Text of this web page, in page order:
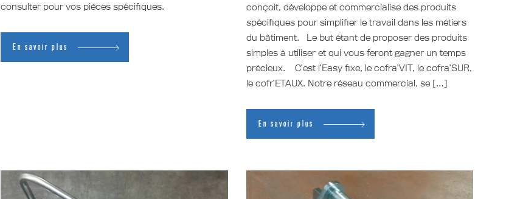
consulter pour vos pièces spécifiques.
En savoir plus
conçoit, développe et commercialise des produits
spécifiques pour simplifier le travail dans les métiers
du bâtiment. Le but étant de proposer des produits
simples à utiliser et qui vous feront gagner un temps
précieux. C’est l’Easy fixe, le cofra’VIT, le cofra’SUR,
le cofr’ETAUX. Notre réseau commercial, se […]
En savoir plus